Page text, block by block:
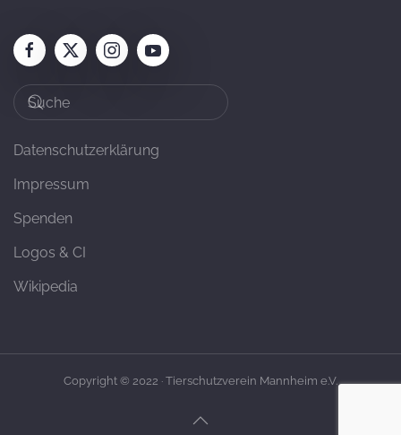
Datenschutzerklärung
Impressum
Spenden
Logos & CI
Wikipedia
Copyright © 2022 · Tierschutzverein Mannheim e.V.